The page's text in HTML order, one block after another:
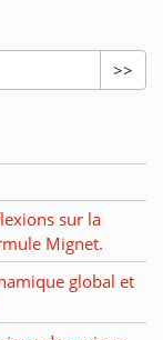
>>
sur la
Mignet.
global et